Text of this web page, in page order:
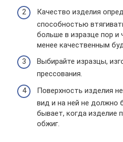
Качество изделия
способностью
больше в изразце пор и
менее качественным
Выбирайте изразцы,
прессования.
Поверхность изделия
вид и на ней не должно
бывает, когда изделие
обжиг.